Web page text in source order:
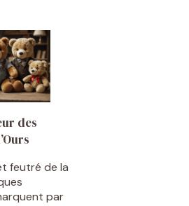
des
feutré de la
par